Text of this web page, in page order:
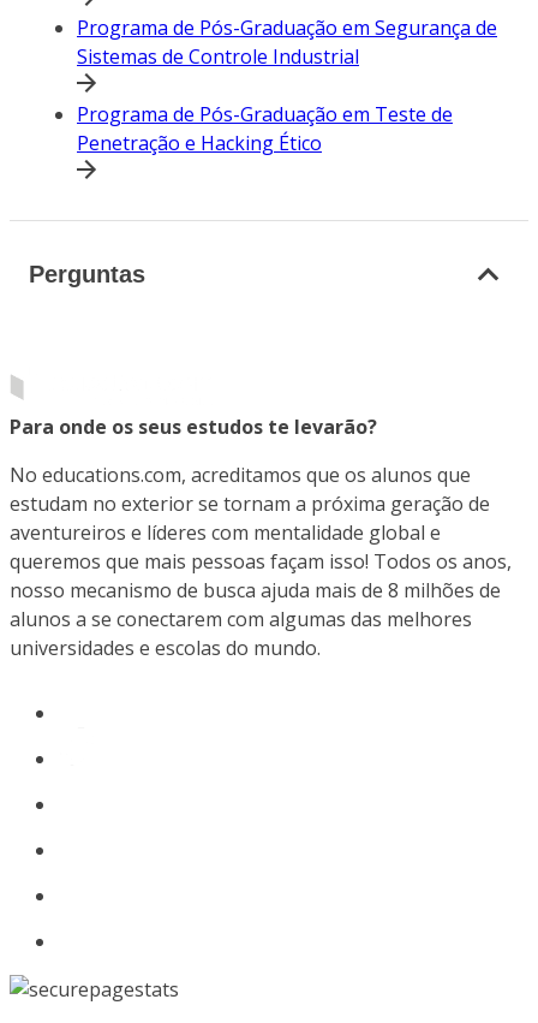
Programa de Pós-Graduação em Segurança de
Sistemas de Controle Industrial
Programa de Pós-Graduação em Teste de
Penetração e Hacking Ético
Perguntas
Para onde os seus estudos te levarão?
No educations.com, acreditamos que os alunos que
estudam no exterior se tornam a próxima geração de
aventureiros e líderes com mentalidade global e
queremos que mais pessoas façam isso! Todos os anos,
nosso mecanismo de busca ajuda mais de 8 milhões de
alunos a se conectarem com algumas das melhores
universidades e escolas do mundo.